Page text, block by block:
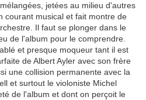
jetées au milieu d'autres
courant musical et fait montre de
Il faut se plonger dans le
de l'album pour le comprendre.
et presque moqueur tant il est
de Albert Ayler avec son frère
une collision permanente avec la
et surtout le violoniste Michel
de l'album et dont on perçoit le